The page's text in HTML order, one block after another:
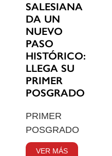
SALESIANA
DA UN
NUEVO
PASO
HISTÓRICO:
LLEGA SU
PRIMER
POSGRADO
PRIMER
POSGRADO
VER MÁS